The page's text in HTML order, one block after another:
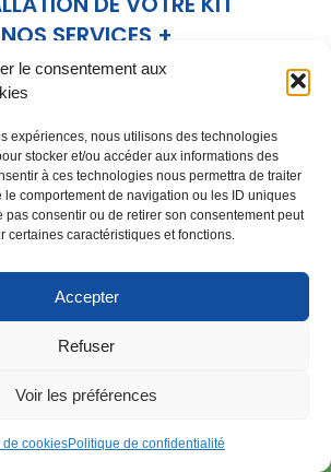
le consentement aux
expériences, nous utilisons des technologies
stocker et/ou accéder aux informations des
à ces technologies nous permettra de traiter
comportement de navigation ou les ID uniques
pas consentir ou de retirer son consentement peut
certaines caractéristiques et fonctions.
Accepter
Refuser
Voir les préférences
de cookiesPolitique de confidentialité
NOS SERVICES +
Aide à l'installation
Kit photovoltaïque
CONTACTEZ-NOUS
solaires en KIT ou au détail.
GÉNÉRALE